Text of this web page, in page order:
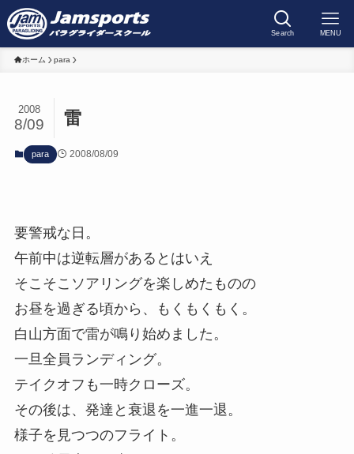
Search MENU
ホーム para
雷
2008
8/09
para 2008/08/09
要警戒な日。
午前中は逆転層があるとはいえ
そこそこソアリングを楽しめたものの
お昼を過ぎる頃から、もくもくもく。
白山方面で雷が鳴り始めました。
一旦全員ランディング。
テイクオフも一時クローズ。
その後は、発達と衰退を一進一退。
様子を見つつのフライト。